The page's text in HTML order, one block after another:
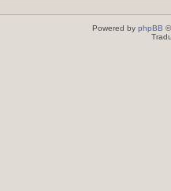
Powered by phpBB